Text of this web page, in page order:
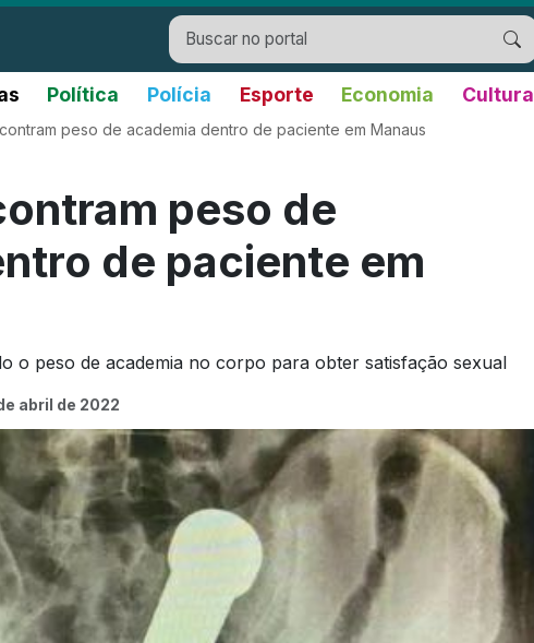
Política Polícia Esporte Economia Cultura
peso de academia dentro de paciente em Manaus
peso de
de paciente em
o peso de academia no corpo para obter satisfação sexual
abril de 2022